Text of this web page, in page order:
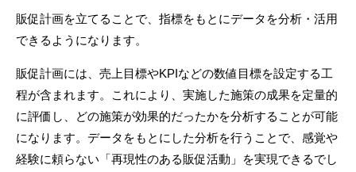
販促計画を立てることで、指標をもとにデータを分析・活用
できるようになります。
販促計画には、売上目標やKPIなどの数値目標を設定する工
程が含まれます。これにより、実施した施策の成果を定量的
に評価し、どの施策が効果的だったかを分析することが可能
になります。データをもとにした分析を行うことで、感覚や
経験に頼らない「再現性のある販促活動」を実現できるでし